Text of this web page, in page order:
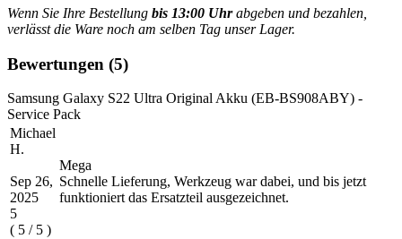
Wenn Sie Ihre Bestellung bis 13:00 Uhrabgeben und bezahlen,
verlässt die Ware noch am selben Tag unser Lager.
Bewertungen (5)
Samsung Galaxy S22 Ultra Original Akku (EB-BS908ABY) -
Service Pack
Michael
H.
Sep 26,
2025
5
( 5 / 5 )
Mega
Schnelle Lieferung, Werkzeug war dabei, und bis jetzt
funktioniert das Ersatzteil ausgezeichnet.